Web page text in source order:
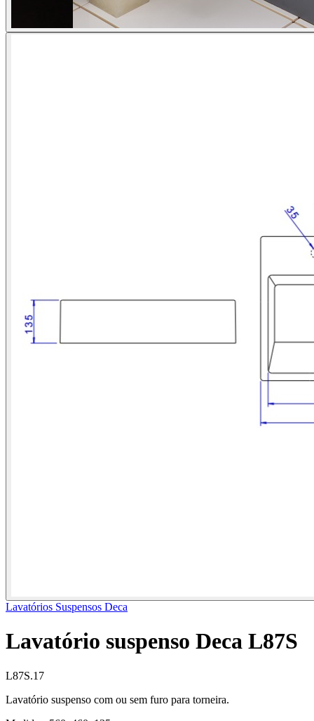
Lavatórios Suspensos Deca
Lavatório suspenso Deca L87S
L87S.17
Lavatório suspenso com ou sem furo para torneira.